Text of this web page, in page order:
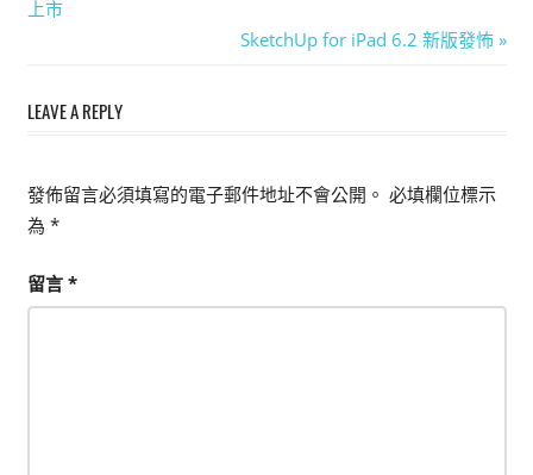
章
覽
Post:
上市
Next
SketchUp for iPad 6.2 新版發怖
LEAVE A REPLY
發佈留言必須填寫的電子郵件地址不會公開。 必填欄位標示
為 *
留言 *